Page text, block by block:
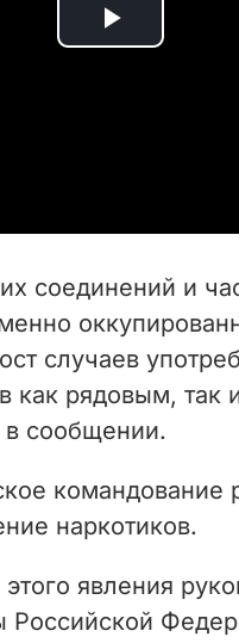
P
i
d
e
o
соединений и
случаев
как рядовым, так
в сообщении.
командование
наркотиков.
явления
Российской